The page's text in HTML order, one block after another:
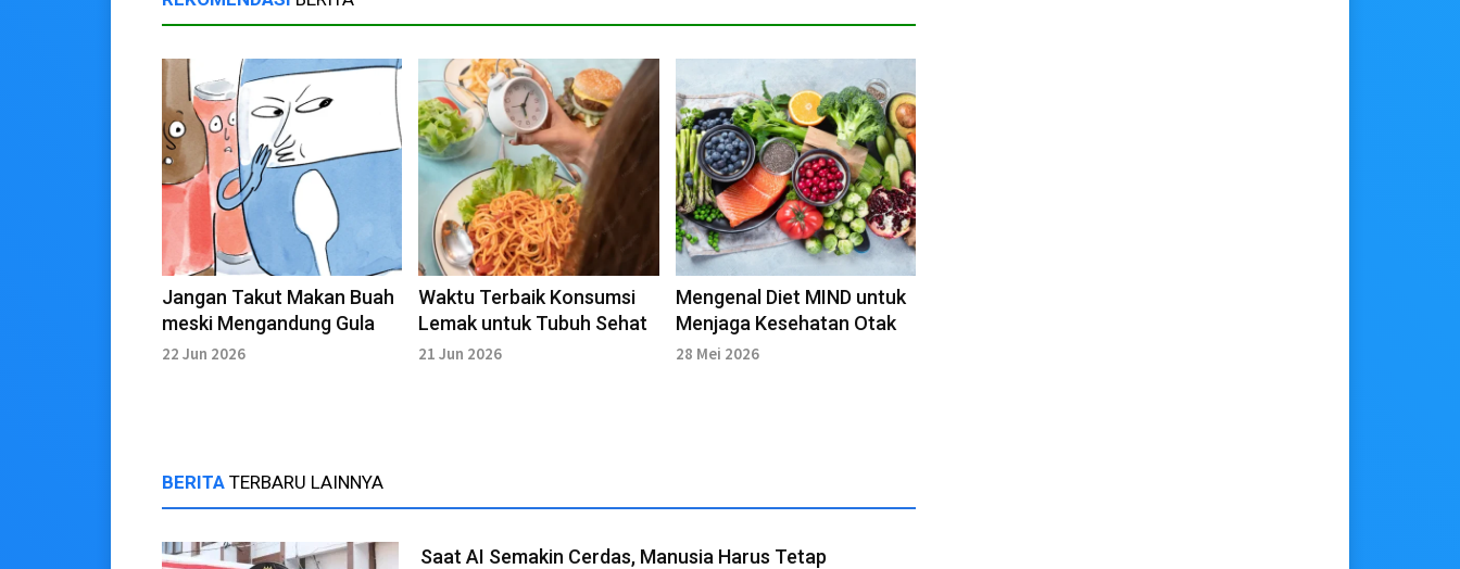
Jangan Takut Makan Buah
meski Mengandung Gula
22 Jun 2026
Waktu Terbaik Konsumsi
Lemak untuk Tubuh Sehat
21 Jun 2026
Mengenal Diet MIND untuk
Menjaga Kesehatan Otak
28 Mei 2026
BERITA TERBARU LAINNYA
Saat AI Semakin Cerdas, Manusia Harus Tetap